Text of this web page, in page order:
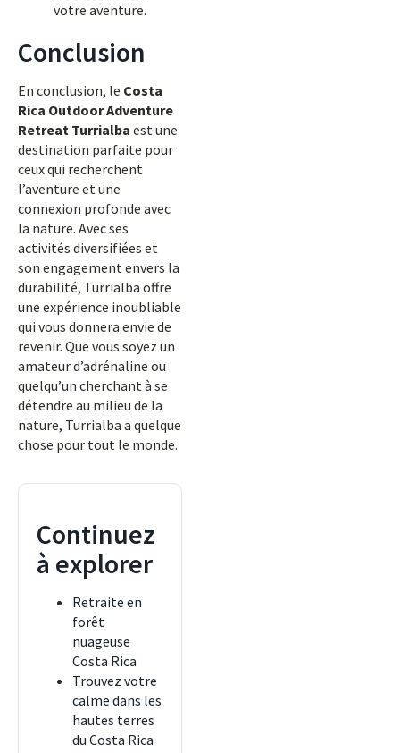
votre aventure.
Conclusion
En conclusion, le Costa
Rica Outdoor Adventure
Retreat Turrialba est une
destination parfaite pour
ceux qui recherchent
l’aventure et une
connexion profonde avec
la nature. Avec ses
activités diversifiées et
son engagement envers la
durabilité, Turrialba offre
une expérience inoubliable
qui vous donnera envie de
revenir. Que vous soyez un
amateur d’adrénaline ou
quelqu’un cherchant à se
détendre au milieu de la
nature, Turrialba a quelque
chose pour tout le monde.
Continuez
à explorer
Retraite en
forêt
nuageuse
Costa Rica
Trouvez votre
calme dans les
hautes terres
du Costa Rica